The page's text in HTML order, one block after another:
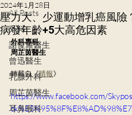
All Posts
外科
謝俊耀醫生
曾迅醫生
乳腺外科
周芷茵醫生
耳鼻喉科
壓力大、少運動增乳癌風險
病發年齡+5大高危因素
2024年1月28日
外科專科
周芷茵醫生
轉載自《晴報》
https://www.facebook.com/